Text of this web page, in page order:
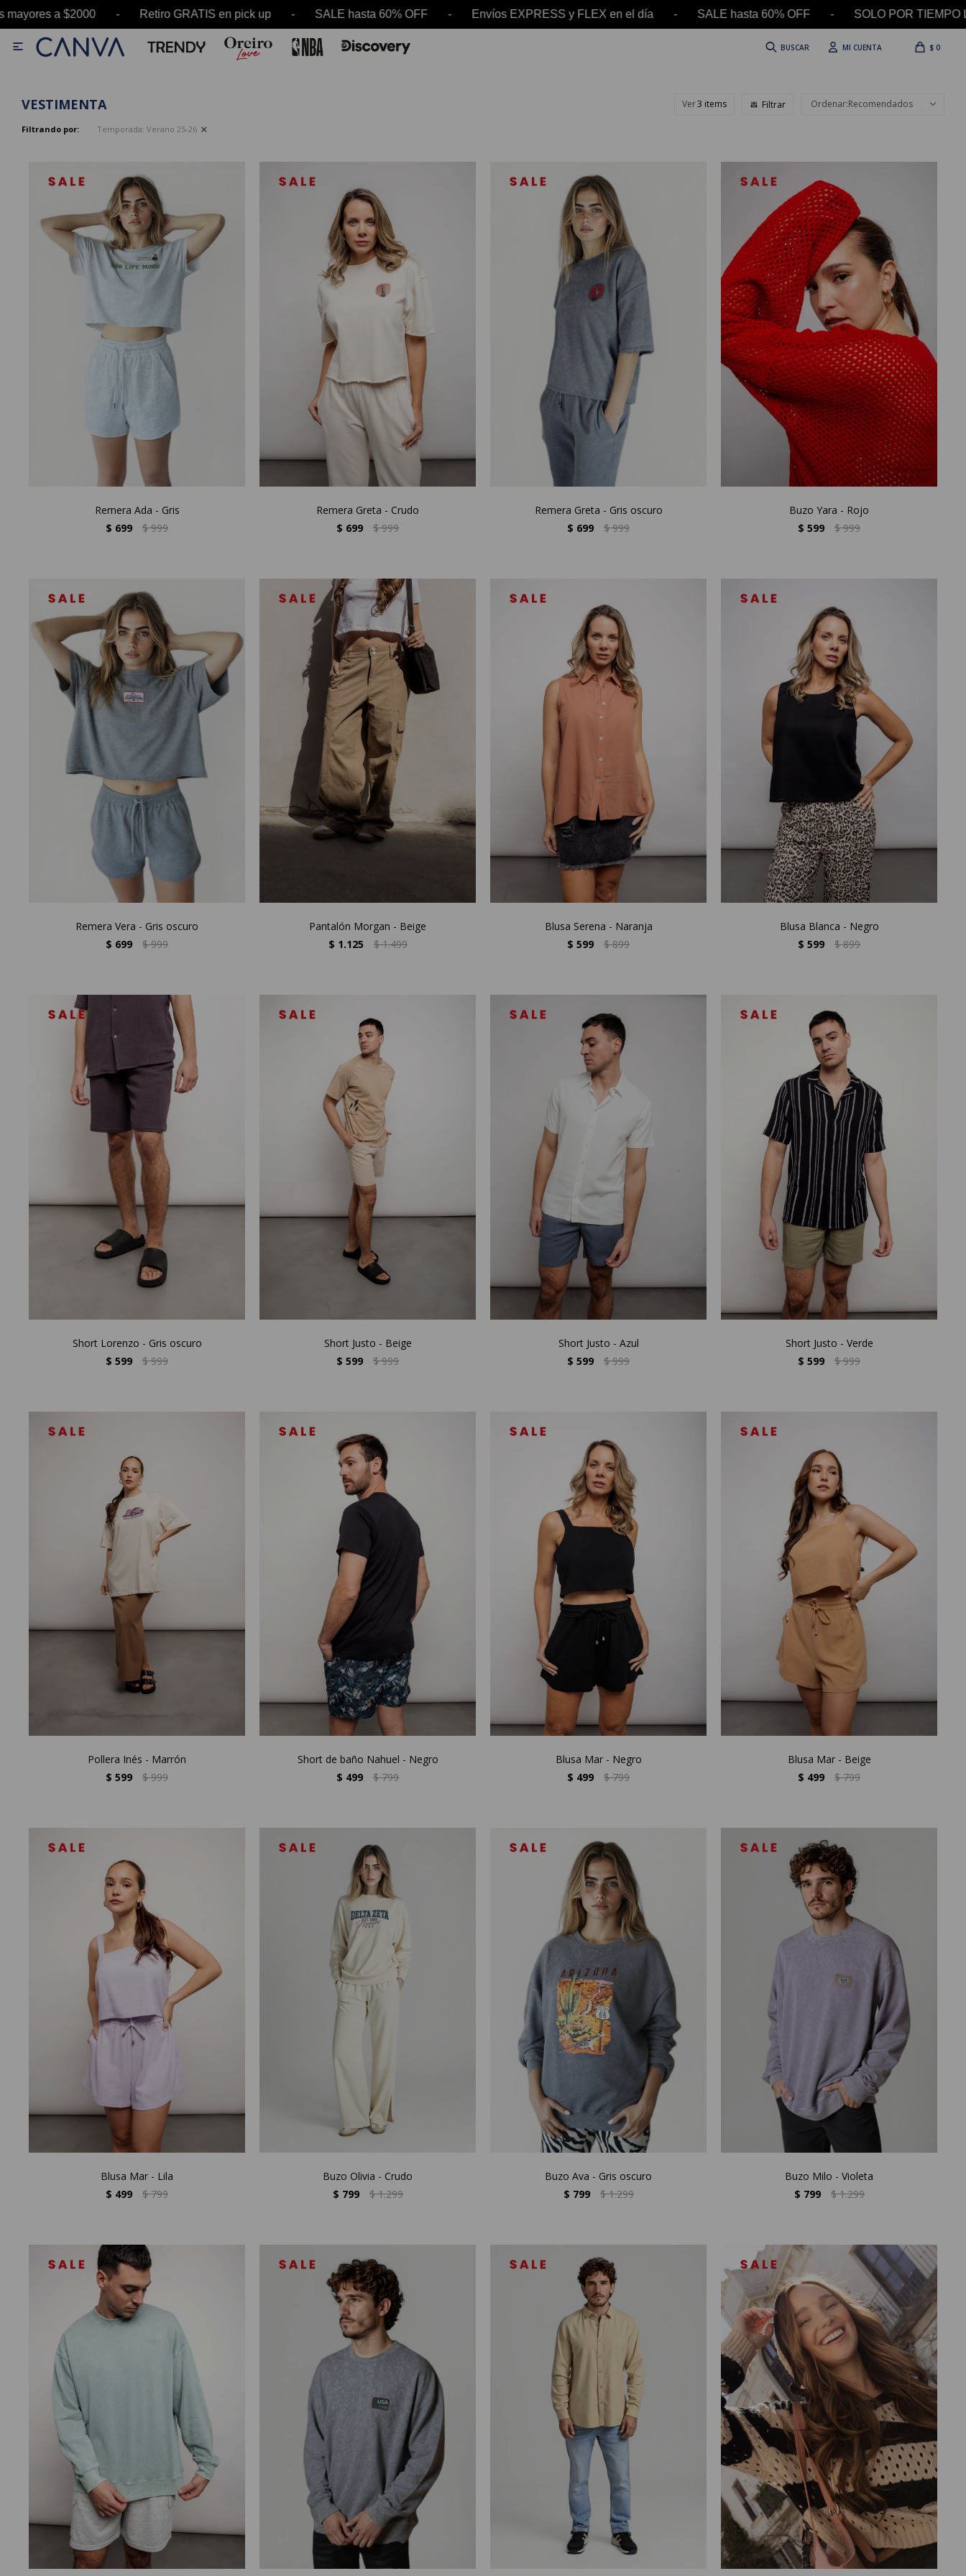
- Retiro GRATIS en pick up - SALE hasta 60% OFF - Envíos EXPRESS y FLEX en el día - SALE hasta 60% OFF - SOLO POR TIEMPO LIMITADO -
$ 0

VESTIMENTA Ver Recomendados
Filtrando por: Temporada: Verano 25-26
Remera Ada - Gris
$ 699 $ 999
Remera Greta - Crudo
$ 699 $ 999
Remera Greta - Gris oscuro
$ 699 $ 999
Buzo Yara - Rojo
$ 599 $ 999
Remera Vera - Gris oscuro
$ 699 $ 999
Pantalón Morgan - Beige
$ 1.125 $ 1.499
Blusa Serena - Naranja
$ 599 $ 899
Blusa Blanca - Negro
$ 599 $ 899
Short Lorenzo - Gris oscuro
$ 599 $ 999
Short Justo - Beige
$ 599 $ 999
Short Justo - Azul
$ 599 $ 999
Short Justo - Verde
$ 599 $ 999
Pollera Inés - Marrón
$ 599 $ 999
Short de baño Nahuel - Negro
$ 499 $ 799
Blusa Mar - Negro
$ 499 $ 799
Blusa Mar - Beige
$ 499 $ 799
Blusa Mar - Lila
$ 499 $ 799
Buzo Olivia - Crudo
$ 799 $ 1.299
Buzo Ava - Gris oscuro
$ 799 $ 1.299
Buzo Milo - Violeta
$ 799 $ 1.299